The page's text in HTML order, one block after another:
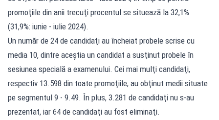
promoţiile din anii trecuţi procentul se situează la 32,1%
(31,9%: iunie - iulie 2024).
Un număr de 24 de candidaţi au încheiat probele scrise cu
media 10, dintre aceştia un candidat a susţinut probele în
sesiunea specială a examenului. Cei mai mulţi candidaţi,
respectiv 13.598 din toate promoţiile, au obţinut medii situate
pe segmentul 9 - 9.49. În plus, 3.281 de candidaţi nu s-au
prezentat, iar 64 de candidaţi au fost eliminaţi.